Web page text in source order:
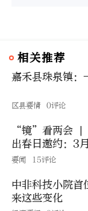
相关推荐
嘉禾县珠泉镇：
区县要情 0评论
“镜”看两会 |
出春日邀约：3
要闻 15评论
中非科技小院首
来这些变化